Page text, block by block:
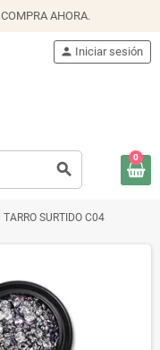
COMPRA AHORA.
search
person Iniciar sesión
0
TARRO SURTIDO C04